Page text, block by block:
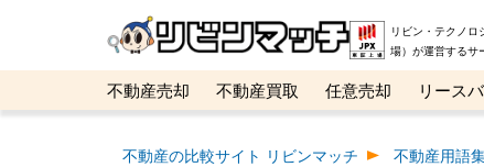
リビン・テクノロ
場）が運営する
不動産売却 不動産買取 任意売却 リース
メタ住宅展示場
ベスト不動産カンパニー オ
不動産の比較サイト リビンマッチ 不動産用語